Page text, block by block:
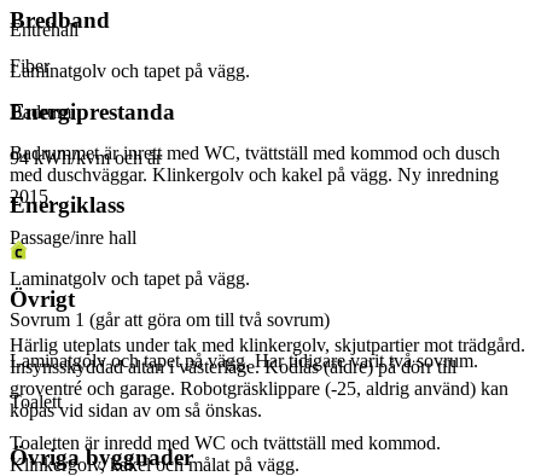
Entréhall
Laminatgolv och tapet på vägg.
Badrum
Badrummet är inrett med WC, tvättställ med kommod och dusch
med duschväggar. Klinkergolv och kakel på vägg. Ny inredning
2015.
Passage/inre hall
Laminatgolv och tapet på vägg.
Sovrum 1 (går att göra om till två sovrum)
Laminatgolv och tapet på vägg. Har tidigare varit två sovrum.
Toalett
Toaletten är inredd med WC och tvättställ med kommod.
Klinkergolv, kakel och målat på vägg.
Bredband
Fiber
Energiprestanda
94 kWh/kvm och år
Energiklass
Övrigt
Härlig uteplats under tak med klinkergolv, skjutpartier mot trädgård.
Insynsskyddad altan i västerläge. Kodlås (äldre) på dörr till
groventré och garage. Robotgräsklippare (-25, aldrig använd) kan
köpas vid sidan av om så önskas.
Övriga byggnader